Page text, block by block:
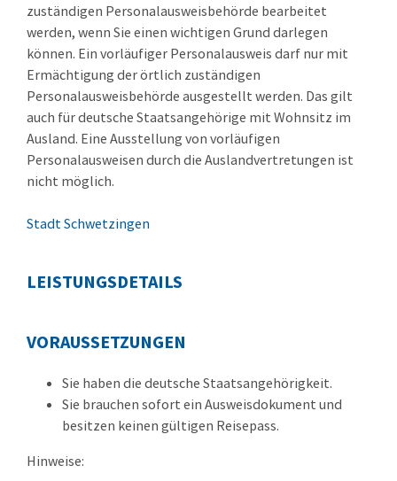
zuständigen Personalausweisbehörde bearbeitet
werden, wenn Sie einen wichtigen Grund darlegen
können. Ein vorläufiger Personalausweis darf nur mit
Ermächtigung der örtlich zuständigen
Personalausweisbehörde ausgestellt werden. Das gilt
auch für deutsche Staatsangehörige mit Wohnsitz im
Ausland. Eine Ausstellung von vorläufigen
Personalausweisen durch die Auslandvertretungen ist
nicht möglich.
Stadt Schwetzingen
LEISTUNGSDETAILS
VORAUSSETZUNGEN
Sie haben die deutsche Staatsangehörigkeit.
Sie brauchen sofort ein Ausweisdokument und
besitzen keinen gültigen Reisepass.
Hinweise: